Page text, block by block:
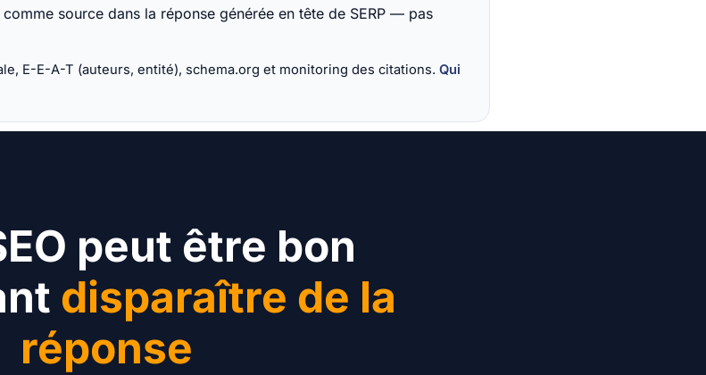
source dans la réponse générée en tête de SERP — pas
E-E-A-T (auteurs, entité), schema.org et monitoring des citations. Qui
peut être bon
disparaître de la
réponse